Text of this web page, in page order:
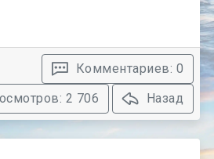
Комментариев: 0
2 706
Назад